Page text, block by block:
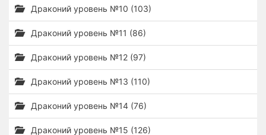
Драконий уровень №10 (103)
Драконий уровень №11 (86)
Драконий уровень №12 (97)
Драконий уровень №13 (110)
Драконий уровень №14 (76)
Драконий уровень №15 (126)